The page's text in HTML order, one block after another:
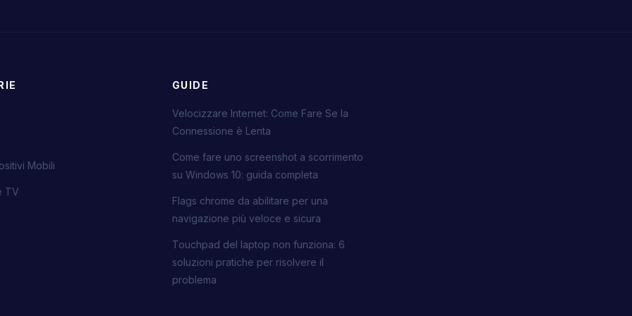
Mobili
TV
GUIDE
Velocizzare Internet: Come Fare Se la
Connessione è Lenta
Come fare uno screenshot a scorrimento
su Windows 10: guida completa
Flags chrome da abilitare per una
navigazione più veloce e sicura
Touchpad del laptop non funziona: 6
soluzioni pratiche per risolvere il
problema